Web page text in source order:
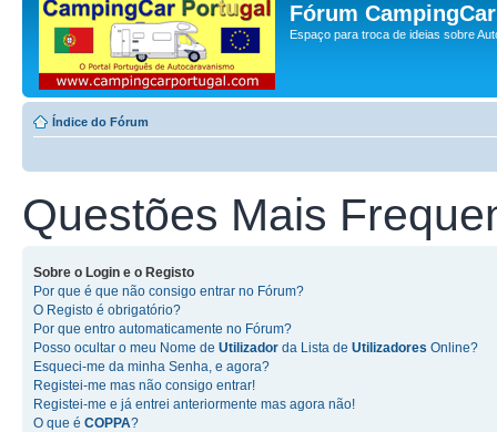
Fórum
Espaço para troca de ideias sobre
Índice do Fórum
Questões Mais
Sobre o Login e o Registo
Por que é que não consigo entrar no Fórum?
O Registo é obrigatório?
Por que entro automaticamente no Fórum?
Posso ocultar o meu Nome de Utilizador da Lista de Utilizadores Online?
Esqueci-me da minha Senha, e agora?
Registei-me mas não consigo entrar!
Registei-me e já entrei anteriormente mas agora não!
O que é COPPA?